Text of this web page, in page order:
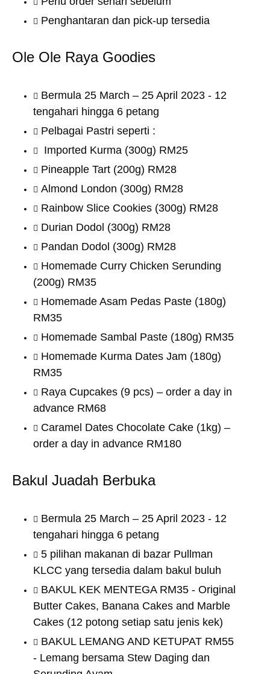
Penghantaran dan pick-up tersedia
Ole Ole Raya Goodies
Bermula 25 March – 25 April 2023 - 12
tengahari hingga 6 petang
Pelbagai Pastri seperti :
Imported Kurma (300g) RM25
Pineapple Tart (200g) RM28
Almond London (300g) RM28
Rainbow Slice Cookies (300g) RM28
Durian Dodol (300g) RM28
Pandan Dodol (300g) RM28
Homemade Curry Chicken Serunding
(200g) RM35
Homemade Asam Pedas Paste (180g)
RM35
Homemade Sambal Paste (180g) RM35
Homemade Kurma Dates Jam (180g)
RM35
Raya Cupcakes (9 pcs) – order a day in
advance RM68
Caramel Dates Chocolate Cake (1kg) –
order a day in advance RM180
Bakul Juadah Berbuka
Bermula 25 March – 25 April 2023 - 12
tengahari hingga 6 petang
5 pilihan makanan di bazar Pullman
KLCC yang tersedia dalam bakul buluh
BAKUL KEK MENTEGA RM35 - Original
Butter Cakes, Banana Cakes and Marble
Cakes (12 potong setiap satu jenis kek)
BAKUL LEMANG AND KETUPAT RM55
- Lemang bersama Stew Daging dan